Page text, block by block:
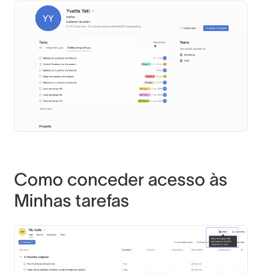
Como conceder acesso às
Minhas tarefas